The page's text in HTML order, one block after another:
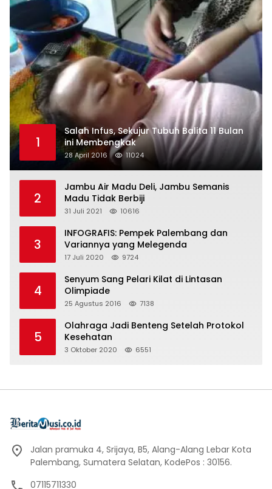
1
Salah Infus, Sekujur Tubuh Balita 11 Bulan
ini Membengkak
28 April 2016 11024
2
Jambu Air Madu Deli, Jambu Semanis
Madu Tidak Berbiji
31 Juli 2021 10616
3
INFOGRAFIS: Pempek Palembang dan
Variannya yang Melegenda
17 Juli 2020 9724
4
Senyum Sang Pelari Kilat di Lintasan
Olimpiade
25 Agustus 2016 7138
5
Olahraga Jadi Benteng Setelah Protokol
Kesehatan
3 Oktober 2020 6551
Jalan pramuka 4, Srijaya, B5, Alang-Alang Lebar Kota
Palembang, Sumatera Selatan, KodePos : 30156.
07115711330